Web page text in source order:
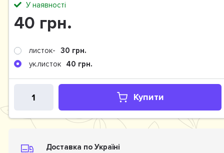
У наявності
40 грн.
листок-
30 грн.
ук.листок
40 грн.
Купити
Доставка по Україні